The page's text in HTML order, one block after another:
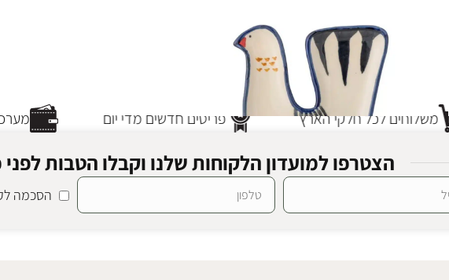
פריטים חדשים מדי יום משלוחים לכל חלקי הארץ
הצטרפו למועדון הלקוחות שלנו וקבלו הטבות
הסכמה